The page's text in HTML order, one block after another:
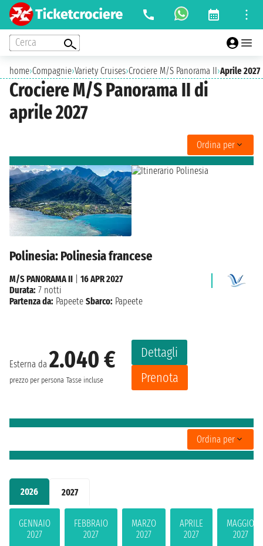
Cerca
home›Compagnie›Variety Cruises›Crociere M/S Panorama II›Aprile 2027
Crociere M/S Panorama II di
aprile 2027
2026 2027
GENNAIO
2027
FEBBRAIO
2027
MARZO
2027
APRILE
2027
MAGGIO
2027
Ordina per
Polinesia: Polinesia francese
Esterna da 2.040 €
prezzo per persona Tasse incluse
Dettagli
Prenota
M/S PANORAMA II
16 APR 2027
Durata: 7 notti
Partenza da: Papeete Sbarco: Papeete
Ordina per